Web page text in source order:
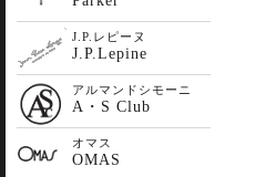
J.P.レピーヌ
J.P.Lepine
アルマンドシモーニ
A・S Club
オマス
OMAS